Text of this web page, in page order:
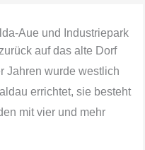
und Industriepark
auf das alte Dorf
Jahren wurde westlich
errichtet, sie besteht
mit vier und mehr
greifen auf eine
zu. Dadurch
verlässliche